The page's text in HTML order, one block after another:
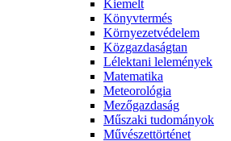
Kiemelt
Könyvtermés
Környezetvédelem
Közgazdaságtan
Lélektani lelemények
Matematika
Meteorológia
Mezőgazdaság
Műszaki tudományok
Művészettörténet